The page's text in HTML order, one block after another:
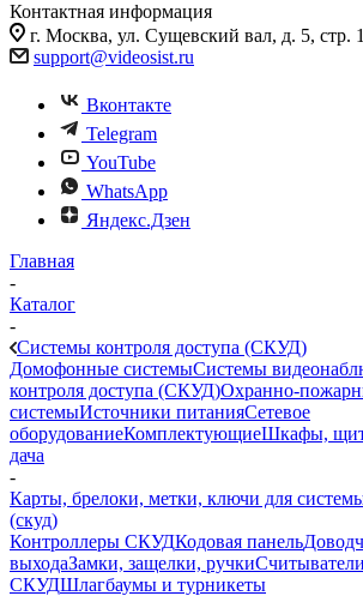
Контактная информация
г. Москва, ул. Сущевский вал, д. 5, стр.
support@videosist.ru
Вконтакте
Telegram
YouTube
WhatsApp
Яндекс.Дзен
Главная
-
Каталог
-
Системы контроля доступа (СКУД)
Домофонные системыСистемы
контроля доступа (СКУД)Охранно-
системыИсточники питанияСетевое
оборудованиеКомплектующиеШкафы,
дача
-
Карты, брелоки, метки, ключи для
(скуд)
Контроллеры СКУДКодовая панель
выходаЗамки, защелки, ручкиСчитыватели
СКУДШлагбаумы и турникеты